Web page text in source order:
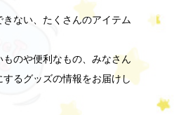
ない、たくさんのアイテム
のや便利なもの、みなさん
るグッズの情報をお届けし